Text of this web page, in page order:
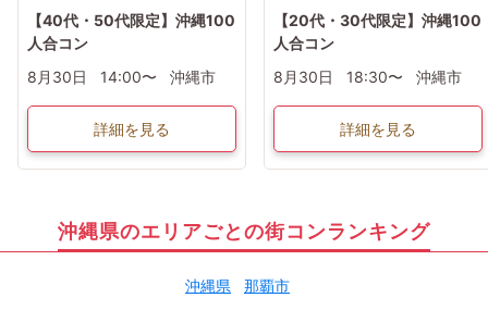
【40代・50代限定】沖縄100
人合コン
8月30日
14:00〜 沖縄市
詳細を見る
【20代・30代限定】沖縄100
人合コン
8月30日
18:30〜 沖縄市
詳細を見る
沖縄県のエリアごとの街コンランキング
沖縄県 那覇市